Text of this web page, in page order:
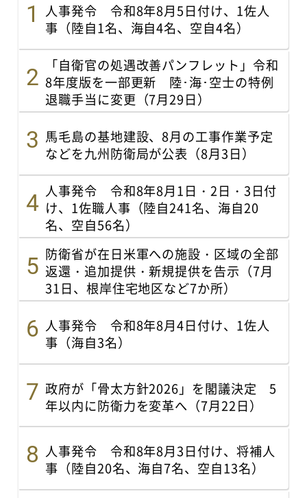
人事発令 令和8年8月5日付け、1佐人
事（陸自1名、海自4名、空自4名）
「自衛官の処遇改善パンフレット」令和
8年度版を一部更新 陸･海･空士の特例
退職手当に変更（7月29日）
馬毛島の基地建設、8月の工事作業予定
などを九州防衛局が公表（8月3日）
人事発令 令和8年8月1日・2日・3日付
け、1佐職人事（陸自241名、海自20
名、空自56名）
防衛省が在日米軍への施設・区域の全部
返還・追加提供・新規提供を告示（7月
31日、根岸住宅地区など7か所）
人事発令 令和8年8月4日付け、1佐人
事（海自3名）
政府が「骨太方針2026」を閣議決定 5
年以内に防衛力を変革へ（7月22日）
人事発令 令和8年8月3日付け、将補人
事（陸自20名、海自7名、空自13名）